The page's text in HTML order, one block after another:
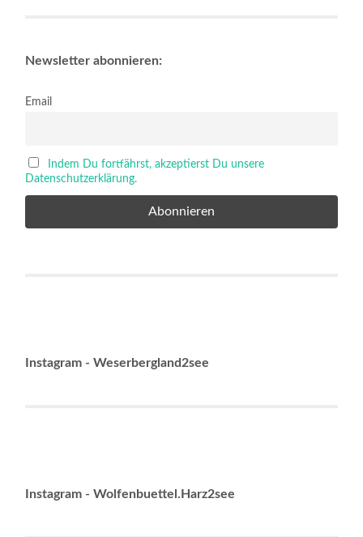
Newsletter abonnieren:
Email
Indem Du fortfährst, akzeptierst Du unsere
Datenschutzerklärung.
Instagram - Weserbergland2see
Instagram - Wolfenbuettel.Harz2see